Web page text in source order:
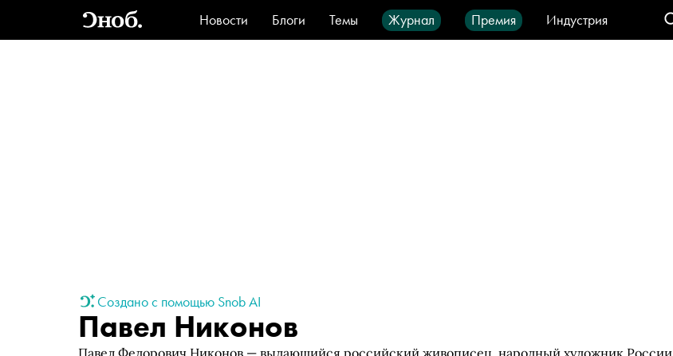
Новости Блоги Темы Журнал Премия
Индустрия
Стиль
Видео Город IT-продукты
Создано с помощью Snob AI
Павел Никонов
Павел Федорович Никонов — выдающийся российский живописец, народный художник России